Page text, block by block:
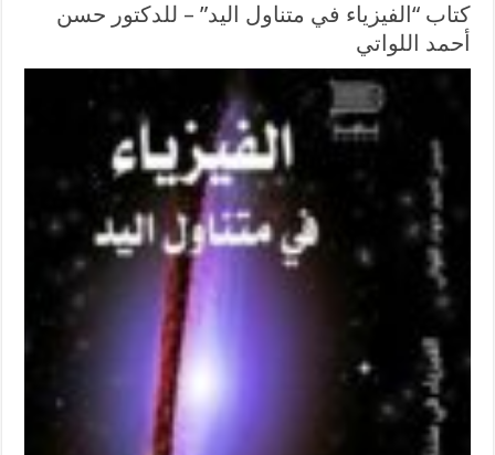
كتاب “الفيزياء في متناول اليد” – للدكتور حسن
أحمد اللواتي